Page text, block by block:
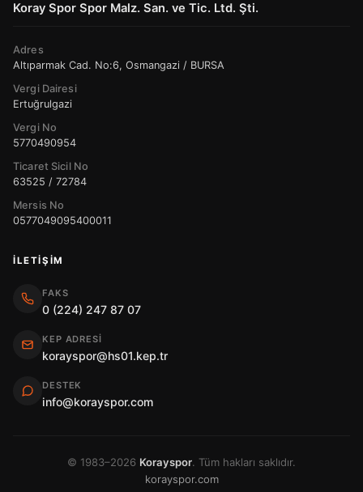
Koray Spor Spor Malz. San. ve Tic. Ltd. Şti.
Adres
Altıparmak Cad. No:6, Osmangazi / BURSA
Vergi Dairesi
Ertuğrulgazi
Vergi No
5770490954
Ticaret Sicil No
63525 / 72784
Mersis No
0577049095400011
İLETIŞIM
FAKS
0 (224) 247 87 07
KEP ADRESI
korayspor@hs01.kep.tr
DESTEK
info@korayspor.com
© 1983–2026 Korayspor. Tüm hakları saklıdır.
korayspor.com